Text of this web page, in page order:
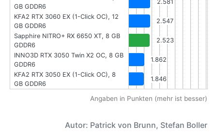
GB GDDR6
2.581
KFA2 RTX 3060 EX (1-Click OC), 12
GB GDDR6
2.547
Sapphire NITRO+ RX 6650 XT, 8 GB
GDDR6
2.523
INNO3D RTX 3050 Twin X2 OC, 8 GB
GDDR6
1.862
KFA2 RTX 3050 EX (1-Click OC), 8
GB GDDR6
1.846
Angaben in Punkten (mehr ist besser)
Autor: Patrick von Brunn, Stefan Boller